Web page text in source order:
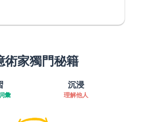
術家獨門秘籍
彙
沉浸
理解他人